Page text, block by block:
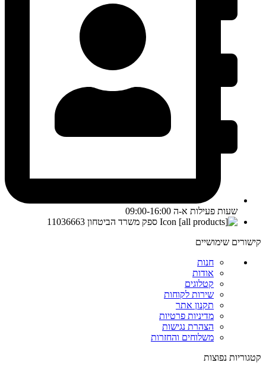
שעות פעילות א-ה 09:00-16:00
ספק משרד הביטחון 11036663
קישורים שימושיים
חנות
אודות
קטלוגים
שירות לקוחות
תקנון אתר
מדיניות פרטיות
הצהרת נגישות
משלוחים והחזרות
קטגוריות נפוצות